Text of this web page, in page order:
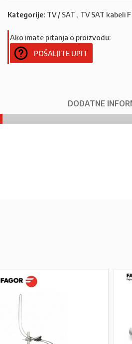
Kategorije: TV / SAT , TV SAT kabeli F
Ako imate pitanja o proizvodu:
POŠALJITE UPIT
DODATNE